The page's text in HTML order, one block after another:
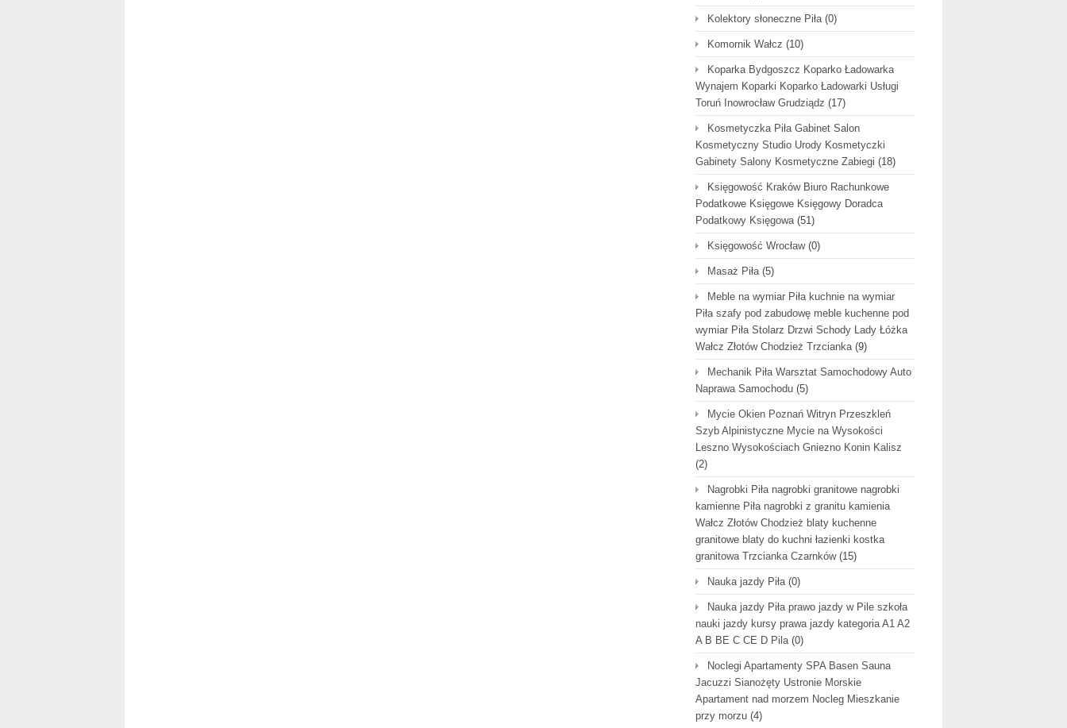
Kolektory słoneczne Piła(0)
Komornik Wałcz (10)
Koparka Bydgoszcz Koparko Ładowarka
Wynajem Koparki Koparko Ładowarki Usługi
Toruń Inowrocław Grudziądz (17)
Kosmetyczka Piła Gabinet Salon
Kosmetyczny Studio Urody Kosmetyczki
Gabinety Salony Kosmetyczne Zabiegi (18)
Księgowość Kraków Biuro Rachunkowe
Podatkowe Księgowe Księgowy Doradca
Podatkowy Księgowa(51)
Księgowość Wrocław(0)
Masaż Piła(5)
Meble na wymiar Piła kuchnie na wymiar
Piła szafy pod zabudowę meble kuchenne pod
wymiar Piła Stolarz Drzwi Schody Lady Łóżka
Wałcz Złotów Chodzież Trzcianka(9)
Mechanik Piła Warsztat Samochodowy Auto
Naprawa Samochodu (5)
Mycie Okien Poznań Witryn Przeszkleń
Szyb Alpinistyczne Mycie na Wysokości
Leszno Wysokościach Gniezno Konin Kalisz
(2)
Nagrobki Piła nagrobki granitowe nagrobki
kamienne Piła nagrobki z granitu kamienia
Wałcz Złotów Chodzież blaty kuchenne
granitowe blaty do kuchni łazienki kostka
granitowa Trzcianka Czarnków(15)
Nauka jazdy Piła(0)
Nauka jazdy Piła prawo jazdy w Pile szkoła
nauki jazdy kursy prawa jazdy kategoria A1 A2
A B BE C CE D Pila(0)
Noclegi Apartamenty SPA Basen Sauna
Jacuzzi Sianożęty Ustronie Morskie
Apartament nad morzem Nocleg Mieszkanie
przy morzu (4)